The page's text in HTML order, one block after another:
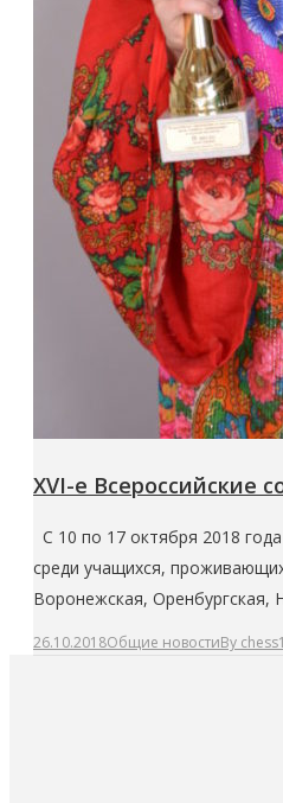
XVI-е Всероссийские
C 10 по 17 октября 2018
среди учащихся,
Воронежская, Оренбургская,
26.10.2018Общие новостиBy